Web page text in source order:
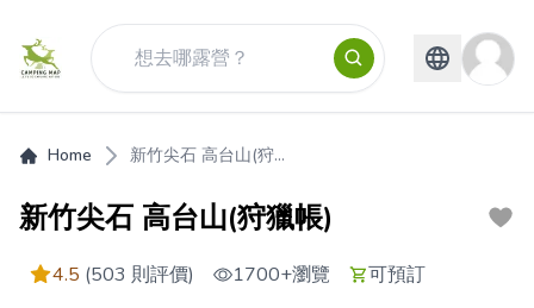
Home 新竹尖石 高台山(狩...
新竹尖石 高台山(狩獵帳)
4.5 (503 則評價) 1700+瀏覽
可預訂